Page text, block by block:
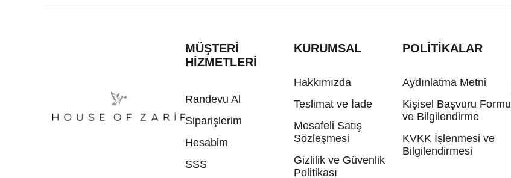
MÜŞTERİ
HİZMETLERİ
Randevu Al
Siparişlerim
Hesabim
SSS
KURUMSAL
Hakkımızda
Teslimat ve İade
Mesafeli Satış
Sözleşmesi
Gizlilik ve Güvenlik
Politikası
POLİTİKALAR
Aydınlatma Metni
Kişisel Başvuru Formu
ve Bilgilendirme
KVKK İşlenmesi ve
Bilgilendirmesi